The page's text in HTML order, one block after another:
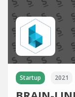
Startup 2021